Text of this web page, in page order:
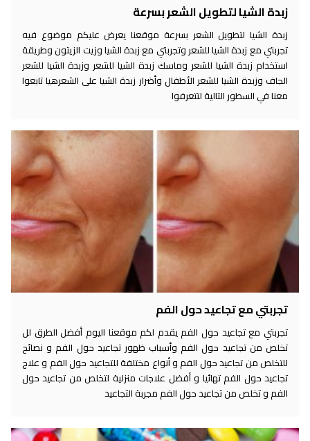
زبدة الشيا لتطويل الشعر بسرعة
زبدة الشيا لتطويل الشعر بسرعة موقعنا يعرض عليكم موضوع فيه
تجربتي مع زبدة الشيا للشعر وتجربتي مع زبدة الشيا وزيت الزيتون وطريقة
استخدام زبدة الشيا للشعر وماسك زبدة الشيا للشعر وزبدة الشيا للشعر
الجاف وزبدة الشيا للشعر الأطفال وأضرار زبدة الشيا على الشعرهيا تابعوا
معنا في السطور التالية لتتعرفوا
تجربتي مع تجاعيد حول الفم
تجربتي مع تجاعيد حول الفم يقدم لكم موقعنا اليوم أفضل الطرق لل
تخلص من تجاعيد حول الفم وأسباب ظهور تجاعيد حول الفم و نصائح
للتخلص من تجاعيد حول الفم و أنواع مختلفة للتجاعيد حول الفم و علاج
تجاعيد حول الفم تهائيا و أفضل علاجات منزلية لتخلص من تجاعيد حول
الفم و تخلص من تجاعيد حول الفم مجربة التجاعيد